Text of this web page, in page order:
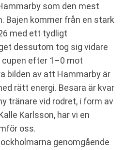
som den mest
Bajen kommer från en stark
med ett tydligt
dessutom tog sig vidare
efter 1–0 mot
bilden av att Hammarby är
rätt energi. Besara är kvar
tränare vid rodret, i form av
Karlsson, har vi en
oss.
genomgående